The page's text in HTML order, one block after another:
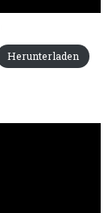
Herunterladen